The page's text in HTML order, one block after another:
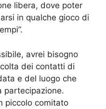
libera, dove poter
in qualche gioco di
avrei bisogno
dei contatti di
e del luogo che
partecipazione.
piccolo comitato